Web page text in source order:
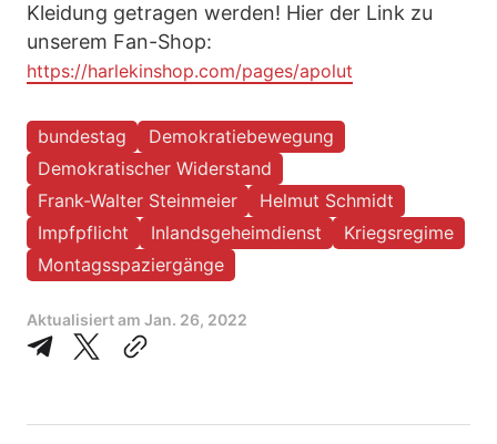
Kleidung getragen werden! Hier der Link zu
unserem Fan-Shop:
https://harlekinshop.com/pages/apolut
bundestag
Demokratiebewegung
Demokratischer Widerstand
Frank-Walter Steinmeier
Helmut Schmidt
Impfpflicht
Inlandsgeheimdienst
Kriegsregime
Montagsspaziergänge
Aktualisiert am Jan. 26, 2022